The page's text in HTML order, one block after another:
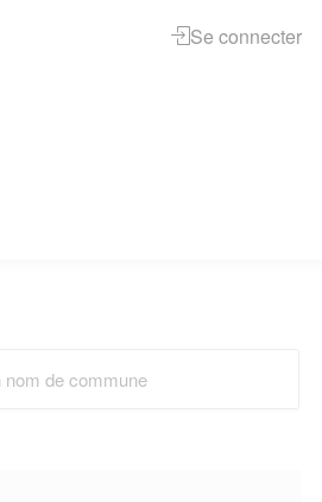
Se connecter